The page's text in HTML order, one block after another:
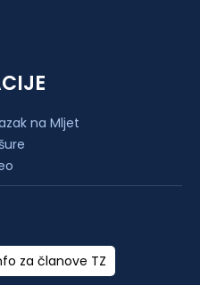
na Mljet
za članove TZ